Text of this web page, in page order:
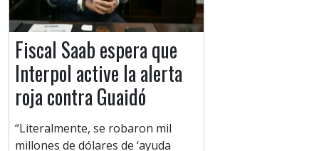
Fiscal Saab espera que
Interpol active la alerta
roja contra Guaidó
“Literalmente, se robaron mil
millones de dólares de ‘ayuda